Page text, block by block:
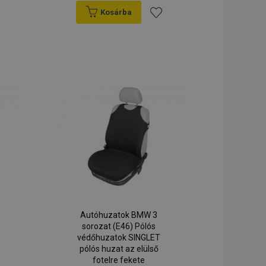
Kosárba
Autóhuzatok BMW 3
sorozat (E46) Pólós
védőhuzatok SINGLET
pólós huzat az elülső
fotelre fekete
szolgáltatás
beleegyezési
véletlenszerűen
módja a
jó példa arra,
között
2 rendszer
hogy a
hogy ugyanazon
a
a
gyorsabban
váltja ki a helyi
sütit, az